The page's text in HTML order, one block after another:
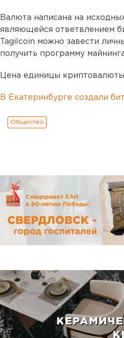
Валюта написана на
являющейся ответвлением
Tagilcoin можно завести
получить программу
Цена единицы криптовалюты
В Екатеринбурге создали
Общество